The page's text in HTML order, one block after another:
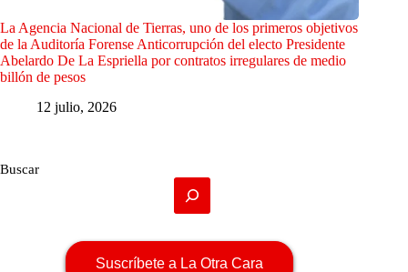
La Agencia Nacional de Tierras, uno de los primeros objetivos
de la Auditoría Forense Anticorrupción del electo Presidente
Abelardo De La Espriella por contratos irregulares de medio
billón de pesos
12 julio, 2026
Buscar
Suscríbete a La Otra Cara